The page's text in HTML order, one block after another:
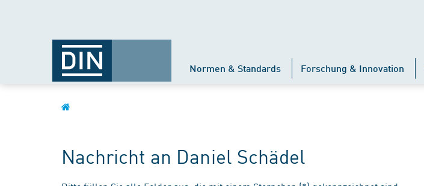
Normen & Standards Forschung & Innovation
Nachricht an Daniel Schädel